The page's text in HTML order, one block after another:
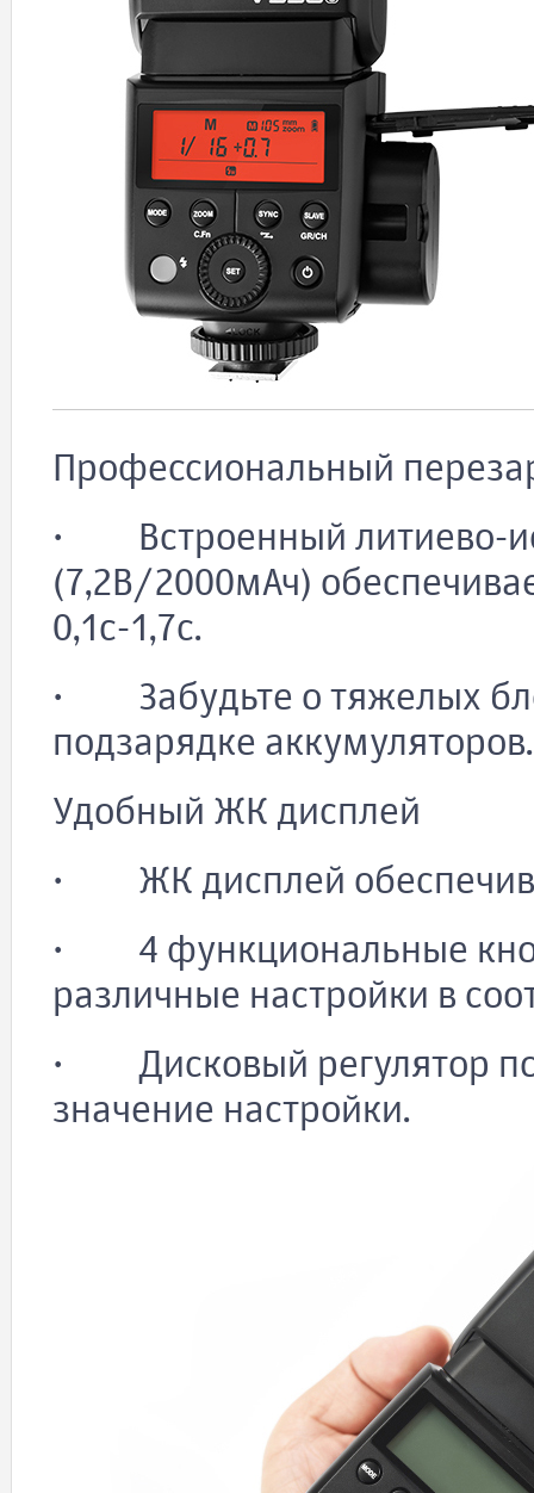
Профессиональный
· Встроенный литиево-
(7,2В/2000мАч)
0,1с-1,7с.
· Забудьте о тяжелых
подзарядке аккумуляторов.
Удобный ЖК дисплей
· ЖК дисплей
· 4 функциональные
различные настройки в
· Дисковый регулятор
значение настройки.